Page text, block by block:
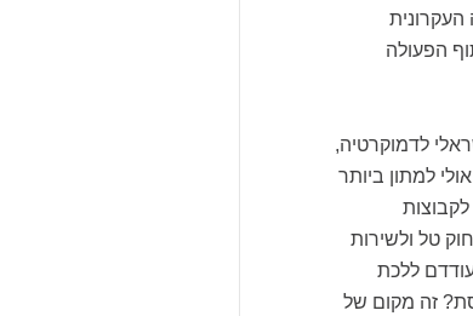
הפעולה
לדמוקרטיה,
למתון ביותר
טל ולשירות
ועודדם ללכת
זה מקום של